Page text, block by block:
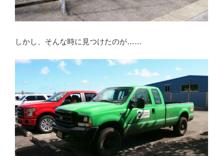
しかし、そんな時に見つけたのが……